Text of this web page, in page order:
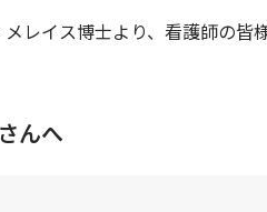
レイス博士より、看護師の
んへ